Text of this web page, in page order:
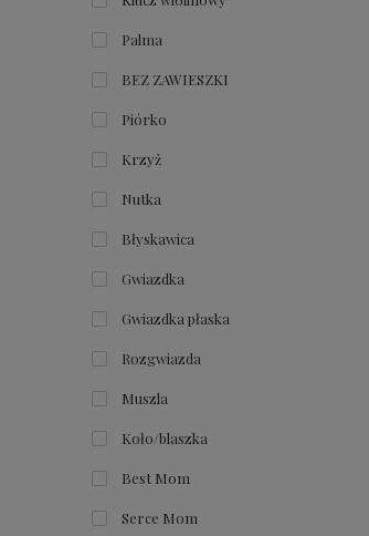
Palma
BEZ ZAWIESZKI
Piórko
Krzyż
Nutka
Błyskawica
Gwiazdka
Gwiazdka płaska
Rozgwiazda
Muszla
Koło/blaszka
Best Mom
Serce Mom